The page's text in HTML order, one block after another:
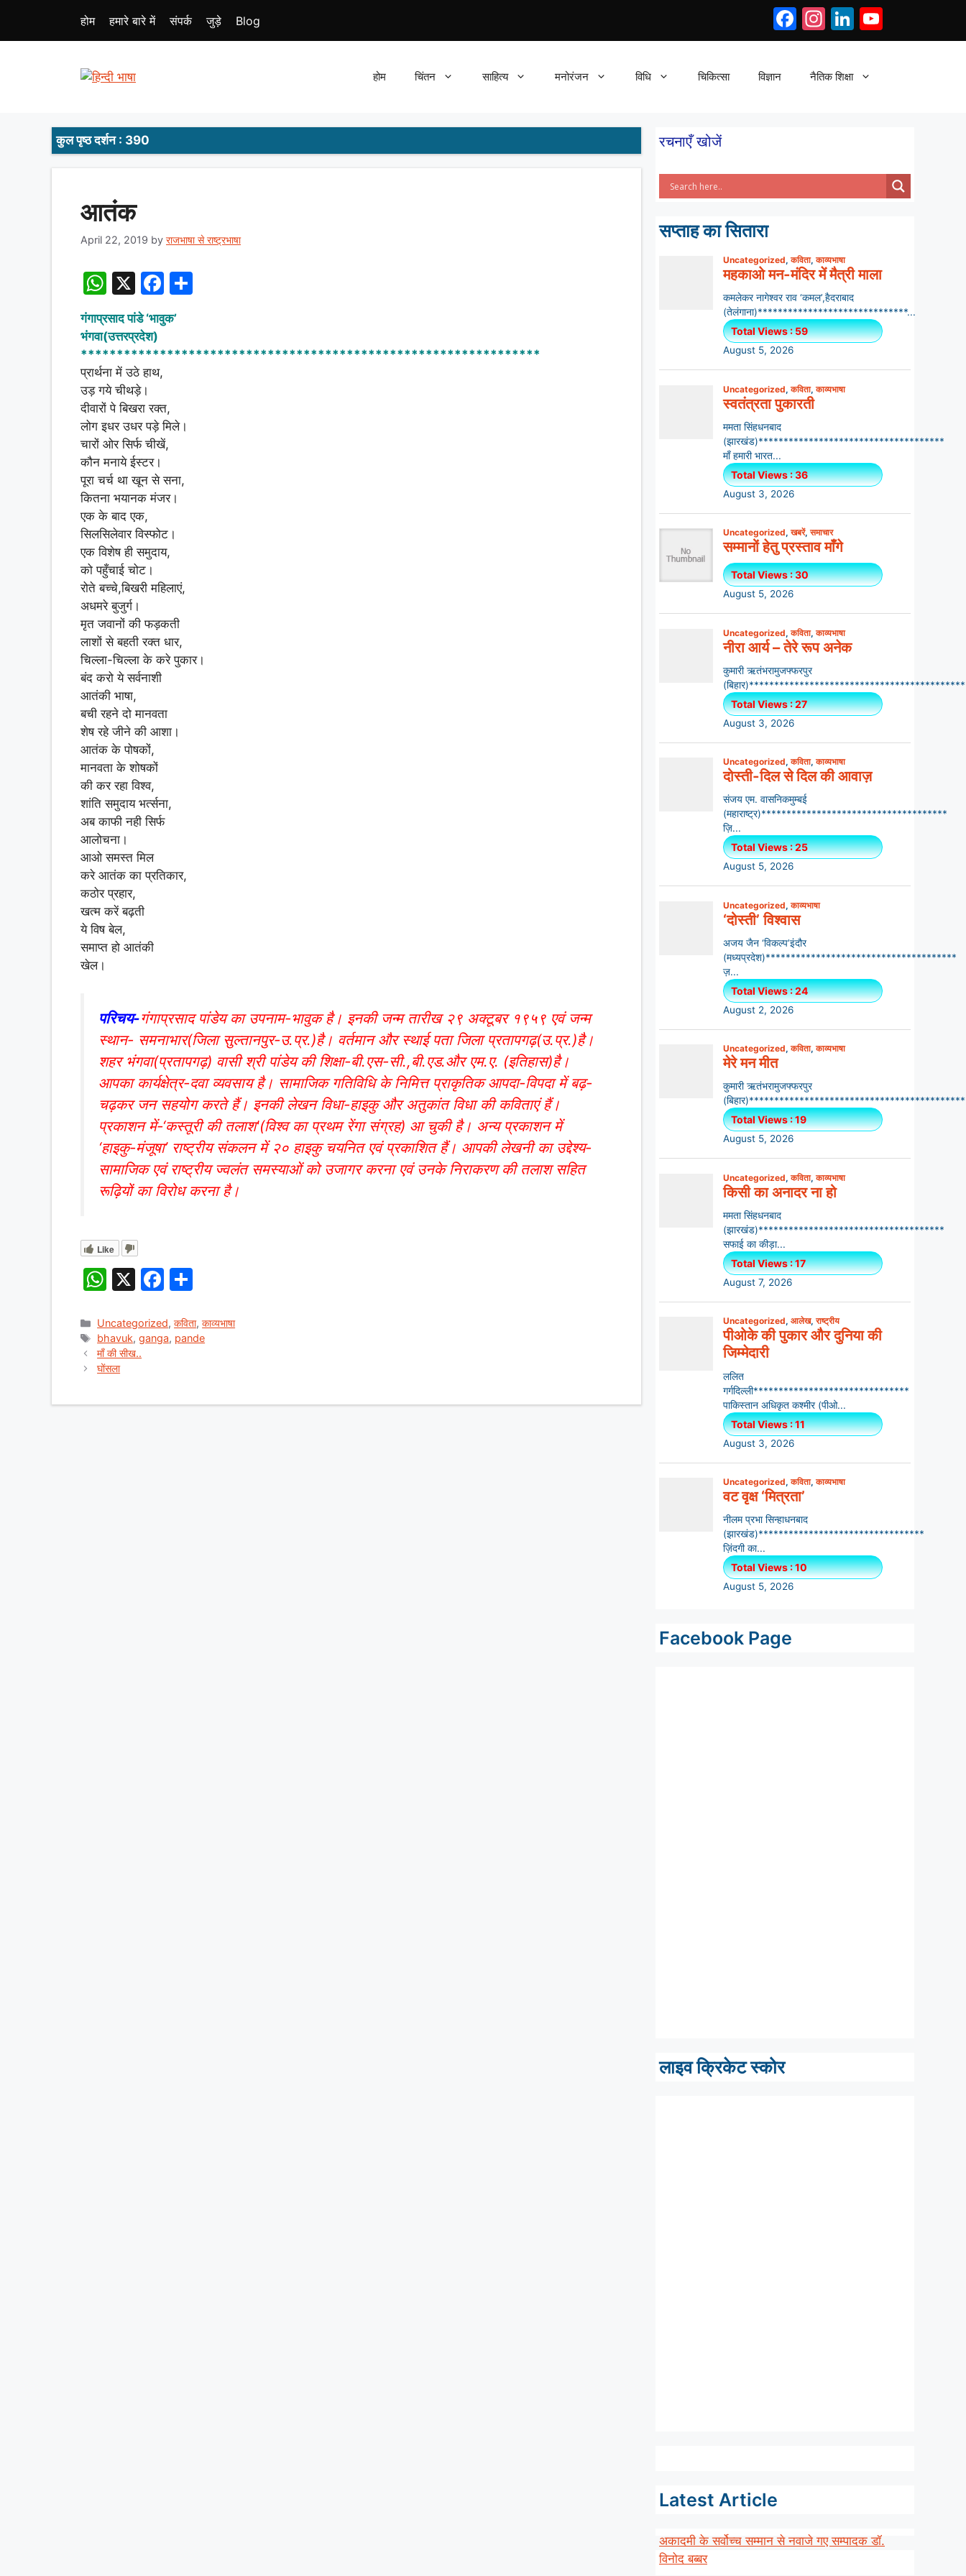
content
Facebook
Instagram
LinkedIn
होम हमारे बारे में संपर्क जुड़े Blog
होम चिंतन साहित्य मनोरंजन विधि चिकित्सा विज्ञान नैतिक शिक्षा
कुल पृष्ठ दर्शन : 390
आतंक
April 22, 2019 by राजभाषा से राष्ट्रभाषा
W
at
s
A
p
p
X
F
a
c
e
o
o
k
e
गंगाप्रसाद पांडे ‘भावुक’
भंगवा(उत्तरप्रदेश)
****************************************************************
प्रार्थना में उठे हाथ,
उड़ गये चीथड़े।
दीवारों पे बिखरा रक्त,
लोग इधर उधर पड़े मिले।
चारों ओर सिर्फ चीखें,
कौन मनाये ईस्टर।
पूरा चर्च था खून से सना,
कितना भयानक मंजर।
एक के बाद एक,
सिलसिलेवार विस्फोट।
एक विशेष ही समुदाय,
को पहुँचाई चोट।
रोते बच्चे,बिखरी महिलाएं,
अधमरे बुजुर्ग।
मृत जवानों की फड़कती
लाशों से बहती रक्त धार,
चिल्ला-चिल्ला के करे पुकार।
बंद करो ये सर्वनाशी
आतंकी भाषा,
बची रहने दो मानवता
शेष रहे जीने की आशा।
आतंक के पोषकों,
मानवता के शोषकों
की कर रहा विश्व,
शांति समुदाय भर्त्सना,
अब काफी नही सिर्फ
आलोचना।
आओ समस्त मिल
करे आतंक का प्रतिकार,
कठोर प्रहार,
खत्म करें बढ़ती
ये विष बेल,
समाप्त हो आतंकी
खेल।
परिचय-गंगाप्रसाद पांडेय का उपनाम-भावुक है। इनकी जन्म तारीख २९ अक्टूबर १९५९ एवं जन्म
स्थान- समनाभार(जिला सुल्तानपुर-उ.प्र.)है। वर्तमान और स्थाई पता जिला प्रतापगढ़(उ.प्र.)है।
शहर भंगवा(प्रतापगढ़) वासी श्री पांडेय की शिक्षा-बी.एस-सी.,बी.एड.और एम.ए. (इतिहास)है।
आपका कार्यक्षेत्र-दवा व्यवसाय है। सामाजिक गतिविधि के निमित्त प्राकृतिक आपदा-विपदा में बढ़-
चढ़कर जन सहयोग करते हैं। इनकी लेखन विधा-हाइकु और अतुकांत विधा की कविताएं हैं।
प्रकाशन में-‘कस्तूरी की तलाश'(विश्व का प्रथम रेंगा संग्रह) आ चुकी है। अन्य प्रकाशन में
‘हाइकु-मंजूषा’ राष्ट्रीय संकलन में २० हाइकु चयनित एवं प्रकाशित हैं। आपकी लेखनी का उद्देश्य-
सामाजिक एवं राष्ट्रीय ज्वलंत समस्याओं को उजागर करना एवं उनके निराकरण की तलाश सहित
रूढ़ियों का विरोध करना है।
Like
W
at
s
A
X
F
c
e
ar
e
Categories
Uncategorized,कविता,काव्यभाषा
Tags
bhavuk,ganga, pande
माँ की सीख..
घोंसला
रचनाएँ खोजें
सप्ताह का सितारा
Facebook Page
लाइव क्रिकेट स्कोर
Latest Article
अकादमी के सर्वोच्च सम्मान से नवाजे गए सम्पादक डॉ.
विनोद बब्बर